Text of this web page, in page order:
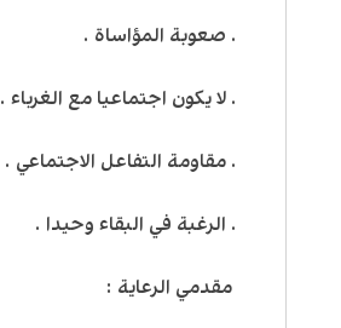
. صعوبة المؤاساة .
. لا يكون اجتماعيا مع الغرباء .
. مقاومة التفاعل الاجتماعي .
. الرغبة في البقاء وحيدا .
مقدمي الرعاية :